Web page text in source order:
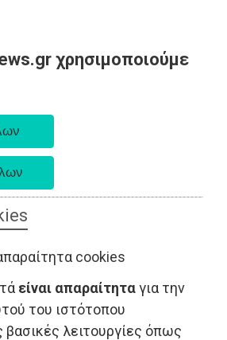
χρησιμοποιούμε
cookies
είναι απαραίτηταγια την
του ιστότοπου
βασικές λειτουργίες όπως
- Ανατολική Αττική